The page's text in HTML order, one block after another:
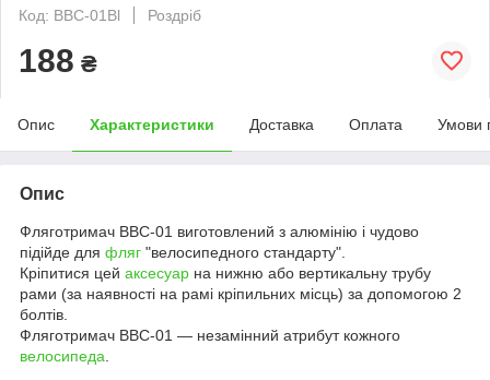
Код: BBC-01Bl
Роздріб
188 ₴
Опис Характеристики Доставка Оплата Умови
Опис
Фляготримач BBC-01 виготовлений з алюмінію і чудово
підійде для фляг "велосипедного стандарту".
Кріпитися цей аксесуар на нижню або вертикальну трубу
рами (за наявності на рамі кріпильних місць) за допомогою 2
болтів.
Фляготримач BBC-01 — незамінний атрибут кожного
велосипеда